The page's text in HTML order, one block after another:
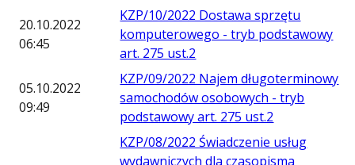
20.10.2022
06:45
KZP/10/2022 Dostawa sprzętu
komputerowego - tryb podstawowy
art. 275 ust.2
05.10.2022
09:49
KZP/09/2022 Najem długoterminowy
samochodów osobowych - tryb
podstawowy art. 275 ust.2
KZP/08/2022 Świadczenie usług
wydawniczych dla czasopisma